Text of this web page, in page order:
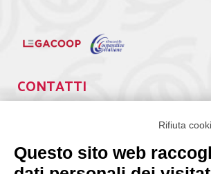
CONTATTI
segreteria@lps.coop
Rifiuta
Questo sito web